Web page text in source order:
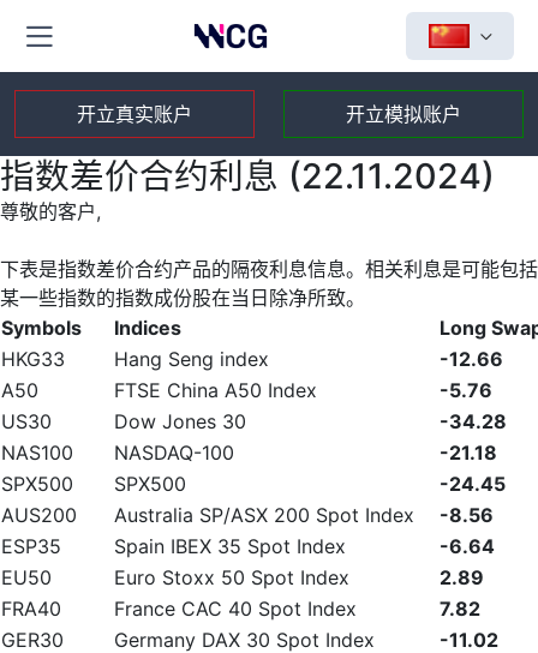
开立真实账户 开立模拟账户
指数差价合约利息 (22.11.2024)
尊敬的客户,
下表是指数差价合约产品的隔夜利息信息。相关利息是可能包括
某一些指数的指数成份股在当日除净所致。
Symbols
Indices
Long
HKG33
Hang Seng index
-12.66
A50
FTSE China A50 Index
-5.76
US30
Dow Jones 30
-34.28
NAS100
NASDAQ-100
-21.18
SPX500
SPX500
-24.45
AUS200
Australia SP/ASX 200 Spot Index
-8.56
ESP35
Spain IBEX 35 Spot Index
-6.64
EU50
Euro Stoxx 50 Spot Index
2.89
FRA40
France CAC 40 Spot Index
7.82
GER30
Germany DAX 30 Spot Index
-11.02